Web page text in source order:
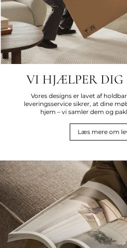
VI HJÆLPER DIG
Vores designs er lavet af
leveringsservice sikrer, at dine
hjem – vi samler dem og
Læs mere om